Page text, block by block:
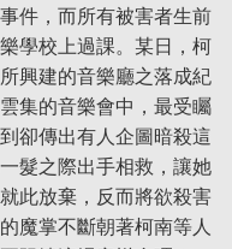
件，而所有被害者生前
學校上過課。某日，柯
興建的音樂廳之落成紀
集的音樂會中，最受矚
卻傳出有人企圖暗殺這
髮之際出手相救，讓她
此放棄，反而將欲殺害
魔掌不斷朝著柯南等人